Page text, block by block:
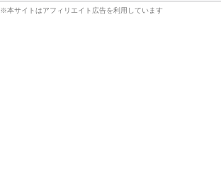
※本サイトはアフィリエイト広告を利用しています